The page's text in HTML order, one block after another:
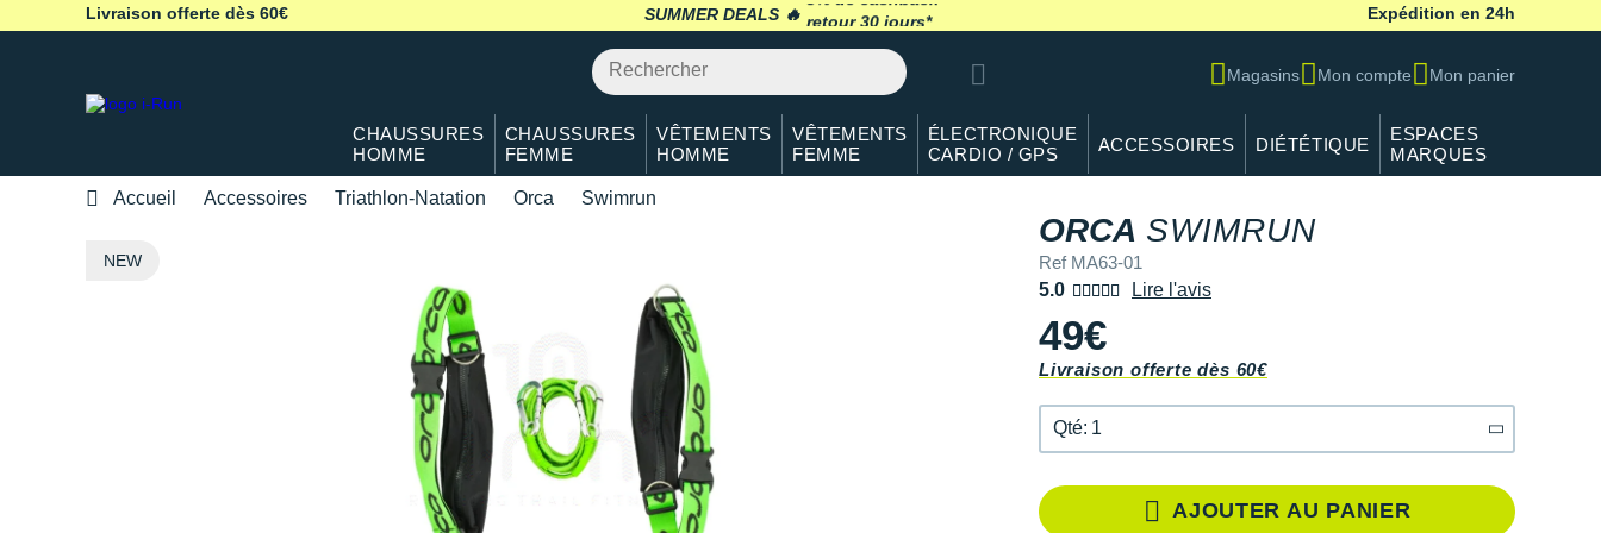
Livraison offerte dès 60€ SUMMER DEALS 🔥
retour 30 jours * Expédition en 24h
Magasins Mon compte Mon panier
CHAUSSURES
HOMME
CHAUSSURES
FEMME
VÊTEMENTS
HOMME
VÊTEMENTS
FEMME
ÉLECTRONIQUE
CARDIO / GPS
ACCESSOIRES DIÉTÉTIQUE
ESPACES
MARQUES
Accueil Accessoires Triathlon-Natation Orca Swimrun
ORCA SWIMRUN
Ref MA63-01
5.0
Lire l'avis
49€
Livraison offerte dès 60€
Qté: 1
AJOUTER AU PANIER
NEW
Qté: 2
Qté: 4
Qté: 5